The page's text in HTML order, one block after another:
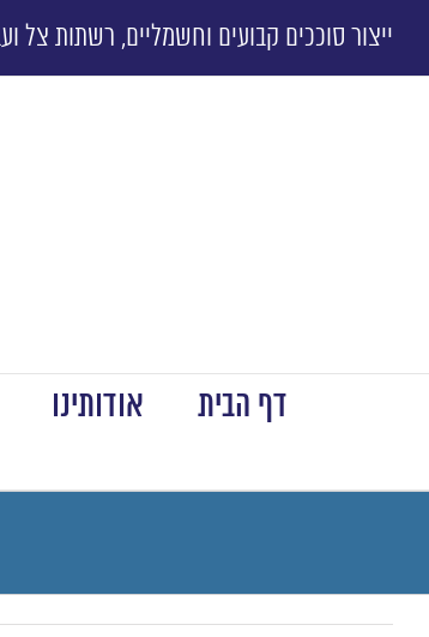
ייצור סוככים קבועים וחשמליים, רשתות צל
דף הבית אודותינו